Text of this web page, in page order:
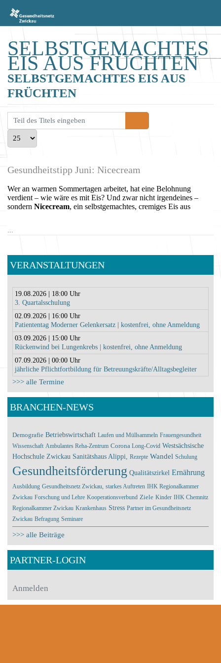
SELBSTGEMACHTES
EIS AUS FRÜCHTEN
SELBSTGEMACHTES EIS AUS
FRÜCHTEN
Teil des Titels eingeben
Anzeige #
Gesundheitstipp Juni: Nicecream
Wer an warmen Sommertagen arbeitet, hat eine Belohnung
verdient – wie wäre es mit Eis? Und zwar nicht irgendeines –
sondern Nicecream, ein selbstgemachtes, cremiges Eis aus
...
VERANSTALTUNGEN
19.08.2026 | 18:00 Uhr
3. Quartalsschulung
02.09.2026 | 16:00 Uhr
Patiententag Moderner Gelenkersatz | kostenfrei, ohne Anmeldung
03.09.2026 | 15:00 Uhr
Rückenwind bei Lungenkrebs | kostenfrei, ohne Anmeldung
07.09.2026 | 00:00 Uhr
jährliche Pflichtfortbildung für Betreuungskräfte/Alltagsbegleiter
>>> alle Termine
BRANCHEN-NEWS
Demografie Betriebswirtschaft Laufen und Müllsammeln Frauengesundheit
Wissenschaft Ambulantes Reha-Zentrum Corona Long-Covid Westsächsische
Hochschule Zwickau Sanitätshaus Alippi, Rezepte Wandel Schulung
Gesundheitsförderung Qualitätszirkel Ernährung
Ausbildung Gesundheitsnetz Zwickau, starkes Auftreten IHK Regionalkammer
Zwickau Forschung und Lehre Kooperationsverbund Ziele Kinder IHK Chemnitz
Regionalkammer Zwickau Krankenhaus Stress Partner im Gesundheitsnetz
Zwickau Befragung Seminare
>>> alle Beiträge
PARTNER-LOGIN
Anmelden